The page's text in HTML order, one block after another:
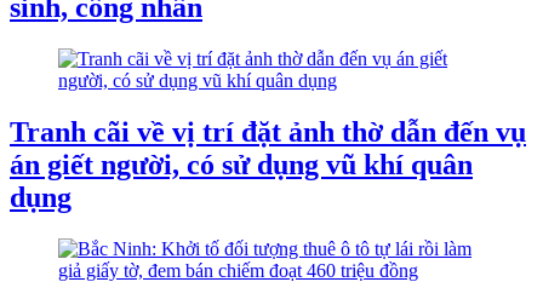
sinh, công nhân
Tranh cãi về vị trí đặt ảnh thờ dẫn đến vụ
án giết người, có sử dụng vũ khí quân
dụng